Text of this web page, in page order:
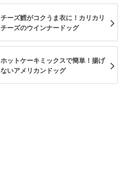
チーズ鱈がコクうま衣に！カリカリ
チーズのウインナードッグ
ホットケーキミックスで簡単！揚げ
ないアメリカンドッグ